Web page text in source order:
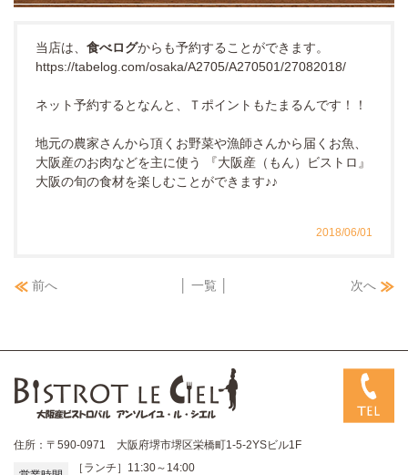
当店は、 食べログからも予約することができます。
https://tabelog.com/osaka/A2705/A270501/27082018/
ネット予約するとなんと、Ｔポイントもたまるんです！！
地元の農家さんから頂くお野菜や漁師さんから届くお魚、
大阪産のお肉などを主に使う 『大阪産（もん）ビストロ』
大阪の旬の食材を楽しむことができます♪♪
2018/06/01
前へ 次へ
│ 一覧 │
住所：〒590-0971 大阪府堺市堺区栄橋町1-5-2YSビル1F
［ランチ］11:30～14:00